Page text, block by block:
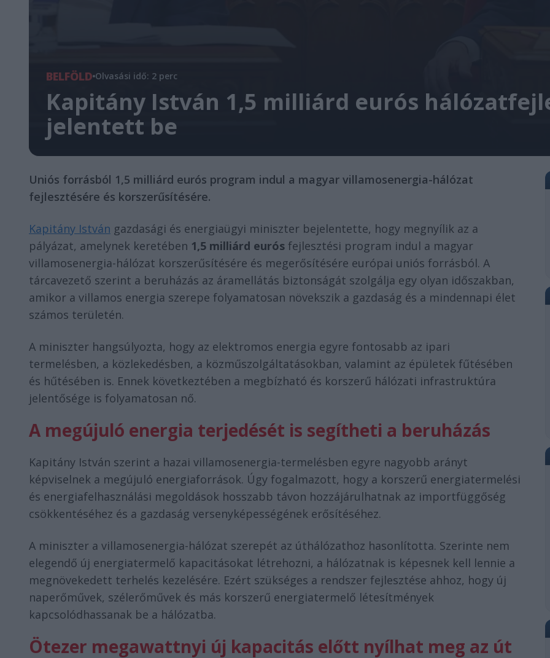
BELFÖLD Olvasási idő: 2 perc
Kapitány István 1,5 milliárd eurós
jelentett be
Uniós forrásból 1,5 milliárd eurós program indul a magyar villamosenergia-hálózat
fejlesztésére és korszerűsítésére.
Kapitány István gazdasági és energiaügyi miniszter bejelentette, hogy megnyílik az a
pályázat, amelynek keretében 1,5 milliárd eurós fejlesztési program indul a magyar
villamosenergia-hálózat korszerűsítésére és megerősítésére európai uniós forrásból. A
tárcavezető szerint a beruházás az áramellátás biztonságát szolgálja egy olyan időszakban,
amikor a villamos energia szerepe folyamatosan növekszik a gazdaság és a mindennapi élet
számos területén.
A miniszter hangsúlyozta, hogy az elektromos energia egyre fontosabb az ipari
termelésben, a közlekedésben, a közműszolgáltatásokban, valamint az épületek fűtésében
és hűtésében is. Ennek következtében a megbízható és korszerű hálózati infrastruktúra
jelentősége is folyamatosan nő.
A megújuló energia terjedését is segítheti a beruházás
Kapitány István szerint a hazai villamosenergia-termelésben egyre nagyobb arányt
képviselnek a megújuló energiaforrások. Úgy fogalmazott, hogy a korszerű energiatermelési
és energiafelhasználási megoldások hosszabb távon hozzájárulhatnak az importfüggőség
csökkentéséhez és a gazdaság versenyképességének erősítéséhez.
A miniszter a villamosenergia-hálózat szerepét az úthálózathoz hasonlította. Szerinte nem
elegendő új energiatermelő kapacitásokat létrehozni, a hálózatnak is képesnek kell lennie a
megnövekedett terhelés kezelésére. Ezért szükséges a rendszer fejlesztése ahhoz, hogy új
naperőművek, szélerőművek és más korszerű energiatermelő létesítmények
kapcsolódhassanak be a hálózatba.
Ötezer megawattnyi új kapacitás előtt nyílhat meg az út